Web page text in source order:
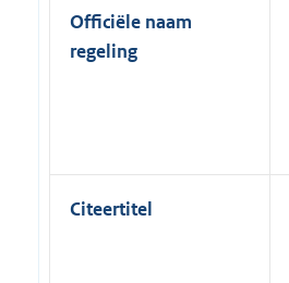
Officiële naam
regeling
Citeertitel